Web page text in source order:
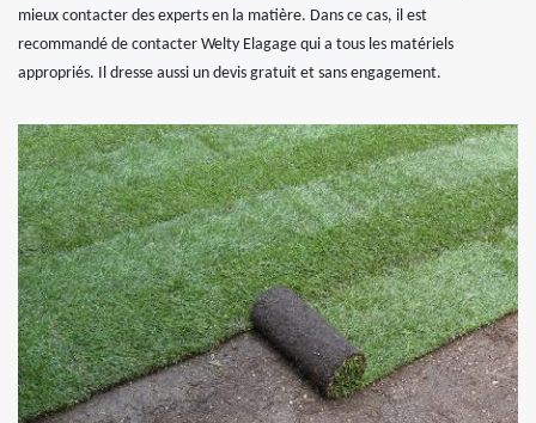
mieux contacter des experts en la matière. Dans ce cas, il est
recommandé de contacter Welty Elagage qui a tous les matériels
appropriés. Il dresse aussi un devis gratuit et sans engagement.